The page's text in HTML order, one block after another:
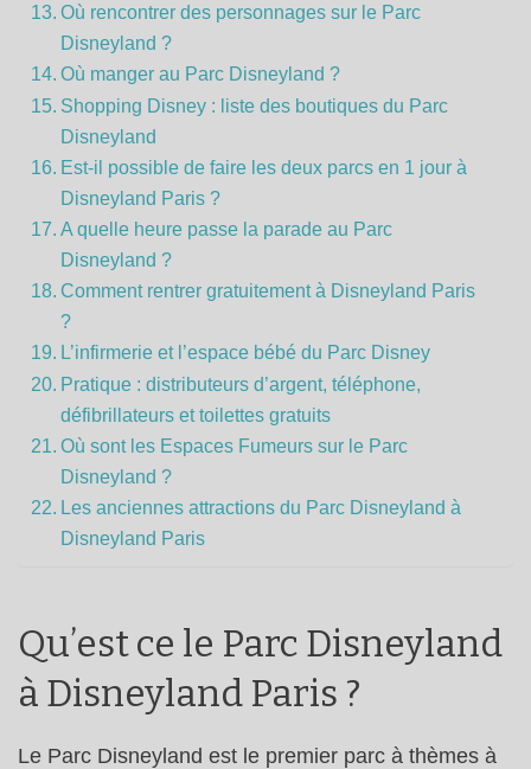
Où rencontrer des personnages sur le Parc
Disneyland ?
Où manger au Parc Disneyland ?
Shopping Disney : liste des boutiques du Parc
Disneyland
Est-il possible de faire les deux parcs en 1 jour à
Disneyland Paris ?
A quelle heure passe la parade au Parc
Disneyland ?
Comment rentrer gratuitement à Disneyland Paris
?
L’infirmerie et l’espace bébé du Parc Disney
Pratique : distributeurs d’argent, téléphone,
défibrillateurs et toilettes gratuits
Où sont les Espaces Fumeurs sur le Parc
Disneyland ?
Les anciennes attractions du Parc Disneyland à
Disneyland Paris
Qu’est ce le Parc Disneyland
à Disneyland Paris ?
Le Parc Disneyland est le premier parc à thèmes à